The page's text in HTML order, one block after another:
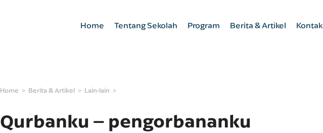
Home Tentang Sekolah Program Berita & Artikel Kontak
Home Berita & Artikel Lain-lain
Qurbanku – pengorbananku